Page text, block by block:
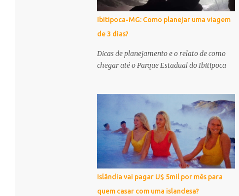
Ibitipoca-MG: Como planejar uma viagem
de 3 dias?
Dicas de planejamento e o relato de como
chegar até o Parque Estadual do Ibitipoca
Islândia vai pagar U$ 5mil por mês para
quem casar com uma islandesa?